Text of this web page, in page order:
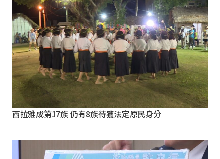
西拉雅成第17族 仍有8族待獲法定原民身分